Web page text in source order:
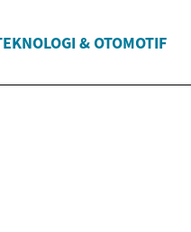
& OTOMOTIF